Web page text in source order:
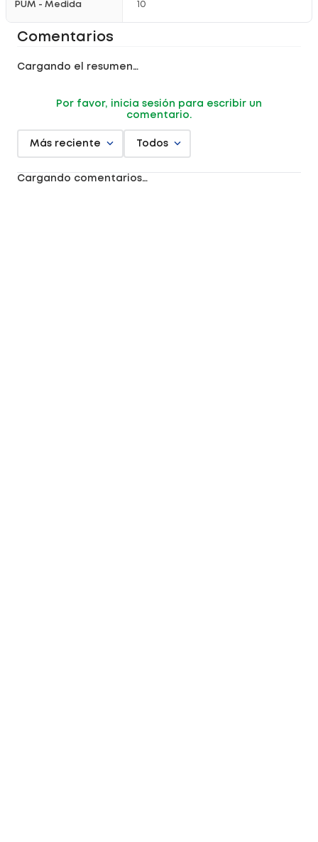
PUM - Medida 10
Comentarios
Cargando el resumen…
Por favor, inicia sesión para escribir un
comentario.
Más reciente Todos
Cargando comentarios…